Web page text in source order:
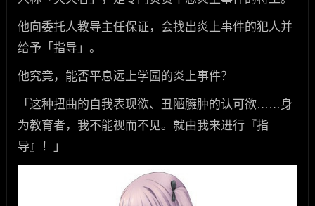
他向委托人教导主任保证，会找出炎上事件的犯人并
给予「指导」。
他究竟，能否平息远上学园的炎上事件？
「这种扭曲的自我表现欲、丑陋臃肿的认可欲……身
为教育者，我不能视而不见。就由我来进行『指
导』！」